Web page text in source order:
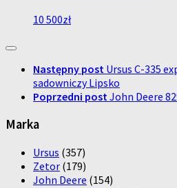
10 500zł
Następny post Ursus C-335
sadowniczy Lipsko
Poprzedni postJohn Deere
Marka
Ursus (357)
Zetor (179)
John Deere (154)